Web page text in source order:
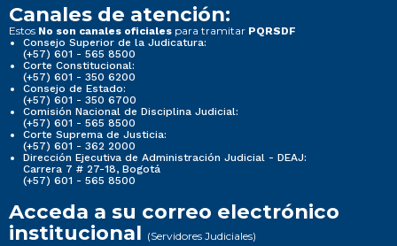
Canales de atención:
Estos No son canales oficiales para tramitar PQRSDF
Consejo Superior de la Judicatura:
(+57) 601 - 565 8500
Corte Constitucional:
(+57) 601 - 350 6200
Consejo de Estado:
(+57) 601 - 350 6700
Comisión Nacional de Disciplina Judicial:
(+57) 601 - 565 8500
Corte Suprema de Justicia:
(+57) 601 - 362 2000
Dirección Ejecutiva de Administración Judicial - DEAJ:
Carrera 7 # 27-18, Bogotá
(+57) 601 - 565 8500
Acceda a su correo electrónico
institucional (Servidores Judiciales)